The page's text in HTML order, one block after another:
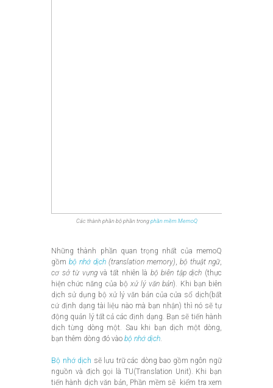
Các thành phần bộ phần trong phần mềm MemoQ
Những thành phần quan trọng nhất của memoQ
gồm bộ nhớ dịch (translation memory), bộ thuật ngữ,
cơ sở từ vựngvà tất nhiên là bộ biên tập dịch (thực
hiện chức năng của bộ xử lý văn bản). Khi bạn biên
dịch sử dụng bộ xử lý văn bản của cửa sổ dịch(bất
cứ định dạng tài liệu nào mà bạn nhận) thì nó sẽ tự
động quản lý tất cả các định dạng. Bạn sẽ tiến hành
dịch từng dòng một. Sau khi bạn dịch một dòng,
bạn thêm dòng đó vào bộ nhớ dịch.
Bộ nhớ dịch sẽ lưu trữ các dòng bao gồm ngôn ngữ
nguồn và địch gọi là TU(Translation Unit). Khi bạn
tiến hành dịch văn bản, Phần mềm sẽ kiểm tra xem